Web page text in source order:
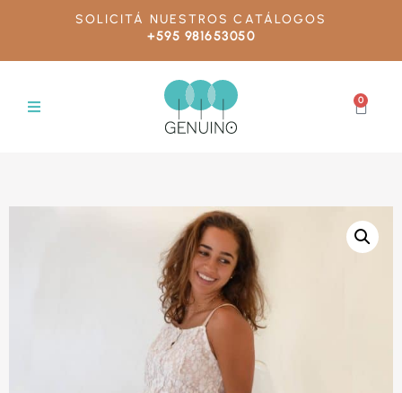
SOLICITÁ NUESTROS CATÁLOGOS
+595 981653050
0